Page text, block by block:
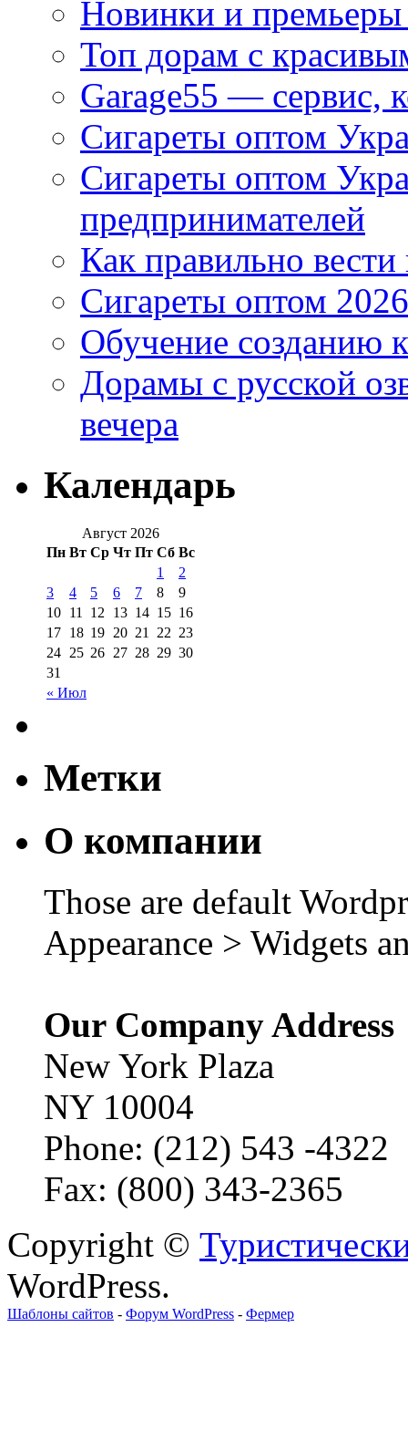
Новинки и
Топ дорам с
Garage55 — сервис,
Сигареты оптом
Сигареты оптом
предпринимателей
Как правильно
Сигареты оптом
Обучение созданию
Дорамы с русской
вечера
Календарь
Август 2026
Пн Вт Ср Чт Пт Сб Вс
« Июл
1
2
3
4 5 6 7 8
9
10 11 12 13 14 15 16
17 18 19 20 21 22 23
24 25 26 27 28 29 30
31
Метки
О компании
Those are default
Appearance > Widgets
Our Company Address
New York Plaza
NY 10004
Phone: (212) 543 -4322
Fax: (800) 343-2365
Copyright ©
WordPress.
Шаблоны сайтов - Форум WordPress - Фермер